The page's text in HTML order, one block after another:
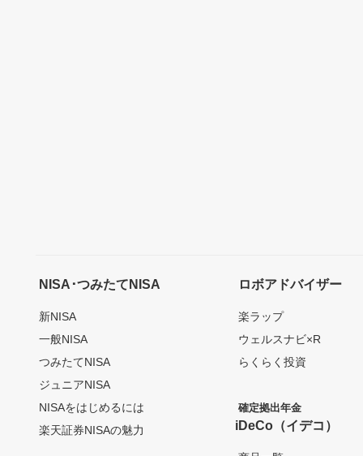
NISA･つみたてNISA
新NISA
一般NISA
つみたてNISA
ジュニアNISA
NISAをはじめるには
楽天証券NISAの魅力
ロボアドバイザー
楽ラップ
ウェルスナビ×R
らくらく投資
確定拠出年金
iDeCo（イデコ）